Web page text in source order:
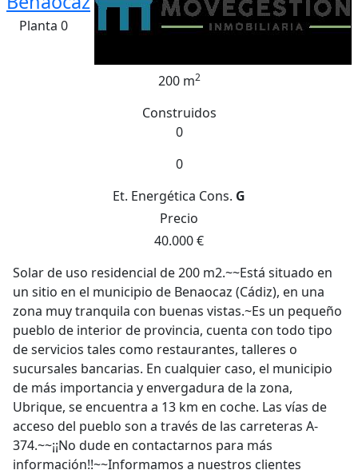
Planta 0
200 m2
Construidos
0
0
Et. Energética Cons. G
Precio
40.000 €
Solar de uso residencial de 200 m2.~~Está situado en
un sitio en el municipio de Benaocaz (Cádiz), en una
zona muy tranquila con buenas vistas.~Es un pequeño
pueblo de interior de provincia, cuenta con todo tipo
de servicios tales como restaurantes, talleres o
sucursales bancarias. En cualquier caso, el municipio
de más importancia y envergadura de la zona,
Ubrique, se encuentra a 13 km en coche. Las vías de
acceso del pueblo son a través de las carreteras A-
374.~~¡¡No dude en contactarnos para más
información!!~~Informamos a nuestros clientes